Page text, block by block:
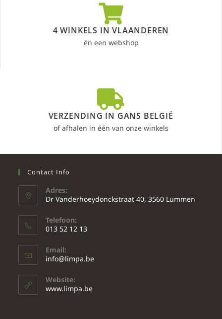
4 WINKELS IN VLAANDEREN
én een webshop
VERZENDING IN GANS BELGIË
of afhalen in één van onze winkels
Contact Info
Adres:
Dr Vanderhoeydonckstraat 40, 3560 Lummen
Telefoon:
013 52 12 13
Email:
info@limpa.be
Website:
www.limpa.be